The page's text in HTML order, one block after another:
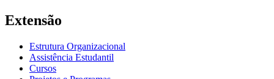
Extensão
Estrutura Organizacional
Assistência Estudantil
Cursos